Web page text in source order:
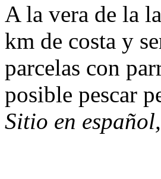
A la vera de la
km de costa y
parcelas con
posible pescar
Sitio en